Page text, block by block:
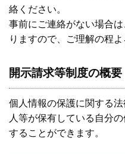
絡ください。
事前にご連絡がない場合
りますので、ご理解の程
開示請求等制度の概要
個人情報の保護に関する
人等が保有している自分
することができます。